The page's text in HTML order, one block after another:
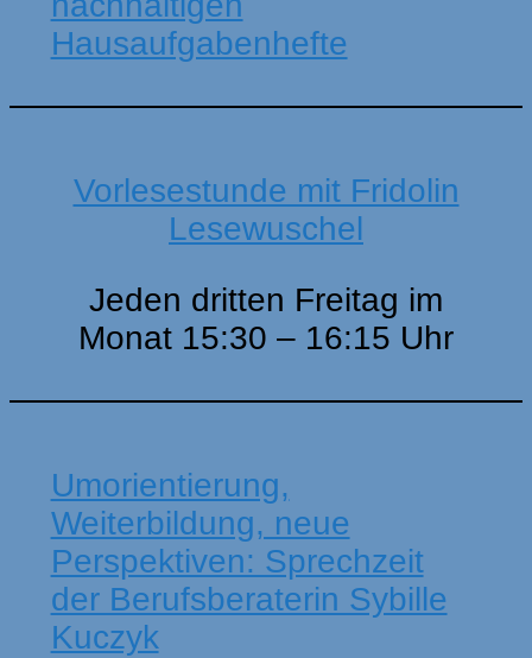
Hausaufgabenhefte
Vorlesestunde mit Fridolin
Lesewuschel
Jeden dritten Freitag im
Monat 15:30 – 16:15 Uhr
Umorientierung,
Weiterbildung, neue
Perspektiven: Sprechzeit
der Berufsberaterin Sybille
Kuczyk